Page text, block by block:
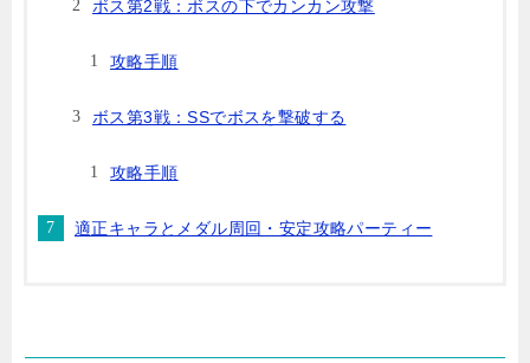
ボス第2戦：ボスの下でカンカン攻撃
攻略手順
ボス第3戦：SSでボスを撃破する
攻略手順
適正キャラとメダル周回・安定攻略パーティー